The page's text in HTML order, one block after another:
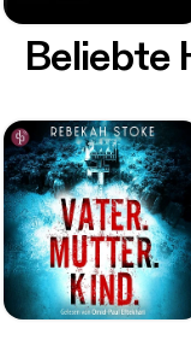
Beliebte